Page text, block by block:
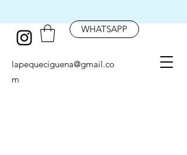
WHATSAPP
lapequeciguena@gmail.co
m